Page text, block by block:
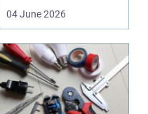
04 June 2026